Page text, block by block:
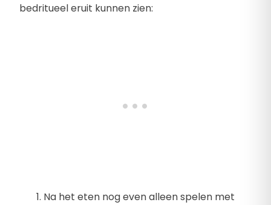
bedritueel eruit kunnen zien:
Na het eten nog even alleen spelen met